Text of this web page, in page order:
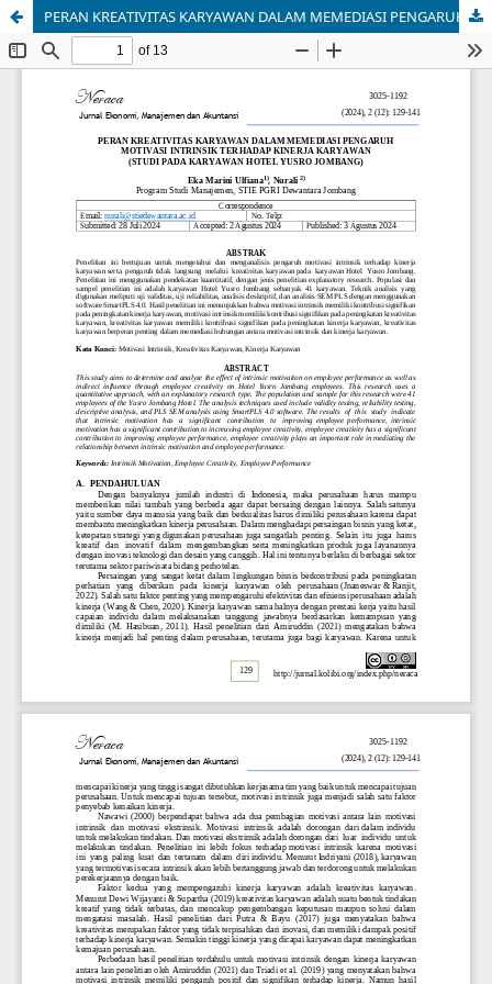
PERAN KREATIVITAS KARYAWAN DALAM MEMEDIASI PENGARUH MOTIVASI INTRINSIK TERHADAP KINERJA KARYAWAN (STUDI PADA KARYAWAN HOTEL YUSRO JOMBANG)